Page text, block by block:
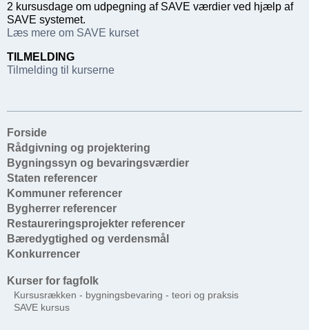
2 kursusdage om udpegning af SAVE værdier ved hjælp af
SAVE systemet.
Læs mere om SAVE kurset
TILMELDING
Tilmelding til kurserne
Forside
Rådgivning og projektering
Bygningssyn og bevaringsværdier
Staten referencer
Kommuner referencer
Bygherrer referencer
Restaureringsprojekter referencer
Bæredygtighed og verdensmål
Konkurrencer
Kurser for fagfolk
Kursusrækken - bygningsbevaring - teori og praksis
SAVE kursus